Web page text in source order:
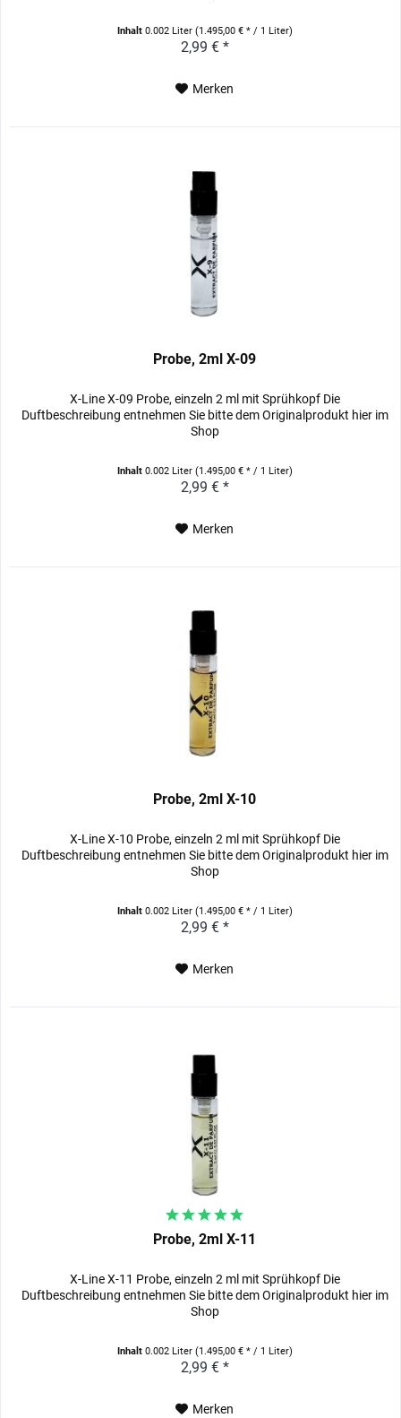
Inhalt 0.002 Liter (1.495,00 € * / 1 Liter)
2,99 € *
Merken
Probe, 2ml X-09
X-Line X-09 Probe, einzeln 2 ml mit Sprühkopf Die
Duftbeschreibung entnehmen Sie bitte dem Originalprodukt hier im
Shop
Inhalt 0.002 Liter (1.495,00 € * / 1 Liter)
2,99 € *
Merken
Probe, 2ml X-10
X-Line X-10 Probe, einzeln 2 ml mit Sprühkopf Die
Duftbeschreibung entnehmen Sie bitte dem Originalprodukt hier im
Shop
Inhalt 0.002 Liter (1.495,00 € * / 1 Liter)
2,99 € *
Merken
Probe, 2ml X-11
X-Line X-11 Probe, einzeln 2 ml mit Sprühkopf Die
Duftbeschreibung entnehmen Sie bitte dem Originalprodukt hier im
Shop
Inhalt 0.002 Liter (1.495,00 € * / 1 Liter)
2,99 € *
Merken